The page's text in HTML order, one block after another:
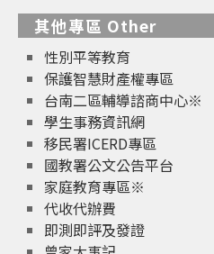
其他專區 Other
性別平等教育
保護智慧財產權專區
台南二區輔導諮商中心※
學生事務資訊網
移民署ICERD專區
國教署公文公告平台
家庭教育專區※
代收代辦費
即測即評及發證